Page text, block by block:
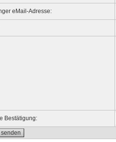
eMail-Adresse:
Bestätigung: